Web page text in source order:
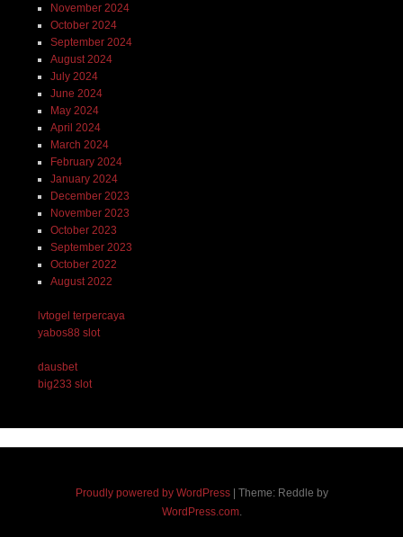
November 2024
October 2024
September 2024
August 2024
July 2024
June 2024
May 2024
April 2024
March 2024
February 2024
January 2024
December 2023
November 2023
October 2023
September 2023
October 2022
August 2022
lvtogel terpercaya
yabos88 slot
dausbet
big233 slot
Proudly powered by WordPress
Theme: Reddle by
WordPress.com.